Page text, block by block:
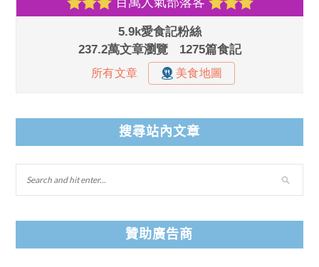
搜尋站內文章
贊助廣告商